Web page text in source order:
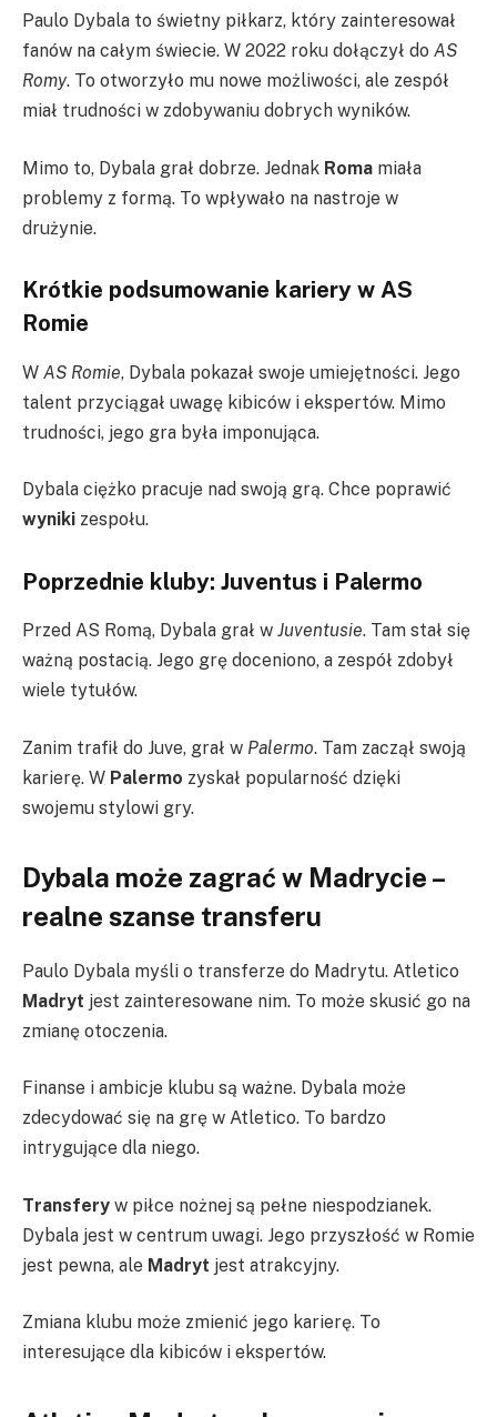
Paulo Dybala to świetny piłkarz, który zainteresował
fanów na całym świecie. W 2022 roku dołączył do AS
Romy. To otworzyło mu nowe możliwości, ale zespół
miał trudności w zdobywaniu dobrych wyników.
Mimo to, Dybala grał dobrze. Jednak Roma miała
problemy z formą. To wpływało na nastroje w
drużynie.
Krótkie podsumowanie kariery w AS
Romie
W AS Romie, Dybala pokazał swoje umiejętności. Jego
talent przyciągał uwagę kibiców i ekspertów. Mimo
trudności, jego gra była imponująca.
Dybala ciężko pracuje nad swoją grą. Chce poprawić
wyniki zespołu.
Poprzednie kluby: Juventus i Palermo
Przed AS Romą, Dybala grał w Juventusie. Tam stał się
ważną postacią. Jego grę doceniono, a zespół zdobył
wiele tytułów.
Zanim trafił do Juve, grał w Palermo. Tam zaczął swoją
karierę. W Palermo zyskał popularność dzięki
swojemu stylowi gry.
Dybala może zagrać w Madrycie –
realne szanse transferu
Paulo Dybala myśli o transferze do Madrytu. Atletico
Madryt jest zainteresowane nim. To może skusić go na
zmianę otoczenia.
Finanse i ambicje klubu są ważne. Dybala może
zdecydować się na grę w Atletico. To bardzo
intrygujące dla niego.
Transfery w piłce nożnej są pełne niespodzianek.
Dybala jest w centrum uwagi. Jego przyszłość w Romie
jest pewna, ale Madryt jest atrakcyjny.
Zmiana klubu może zmienić jego karierę. To
interesujące dla kibiców i ekspertów.